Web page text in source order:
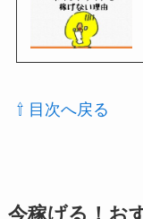
⇧ 目次へ戻る